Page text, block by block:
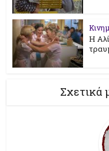
Η
Σχετικά